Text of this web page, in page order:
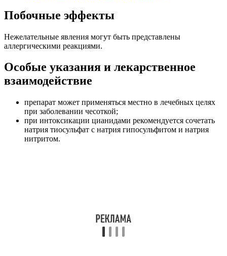
Побочные эффекты
Нежелательные явления могут быть представлены
аллергическими реакциями.
Особые указания и лекарственное
взаимодействие
препарат может применяться местно в лечебных целях
при заболевании чесоткой;
при интоксикации цианидами рекомендуется сочетать
натрия тиосульфат с натрия гипосульфитом и натрия
нитритом.